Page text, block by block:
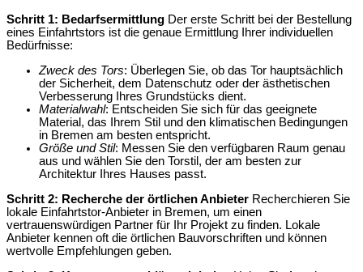
Schritt 1: Bedarfsermittlung Der erste Schritt bei der Bestellung
eines Einfahrtstors ist die genaue Ermittlung Ihrer individuellen
Bedürfnisse:
Zweck des Tors: Überlegen Sie, ob das Tor hauptsächlich
der Sicherheit, dem Datenschutz oder der ästhetischen
Verbesserung Ihres Grundstücks dient.
Materialwahl: Entscheiden Sie sich für das geeignete
Material, das Ihrem Stil und den klimatischen Bedingungen
in Bremen am besten entspricht.
Größe und Stil: Messen Sie den verfügbaren Raum genau
aus und wählen Sie den Torstil, der am besten zur
Architektur Ihres Hauses passt.
Schritt 2: Recherche der örtlichen Anbieter Recherchieren Sie
lokale Einfahrtstor-Anbieter in Bremen, um einen
vertrauenswürdigen Partner für Ihr Projekt zu finden. Lokale
Anbieter kennen oft die örtlichen Bauvorschriften und können
wertvolle Empfehlungen geben.